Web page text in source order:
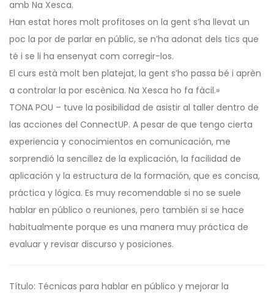
amb Na Xesca.
Han estat hores molt profitoses on la gent s’ha llevat un
poc la por de parlar en públic, se n’ha adonat dels tics que
té i se li ha ensenyat com corregir-los.
El curs està molt ben platejat, la gent s’ho passa bé i aprèn
a controlar la por escènica. Na Xesca ho fa fàcil.»
TONA POU – tuve la posibilidad de asistir al taller dentro de
las acciones del ConnectUP. A pesar de que tengo cierta
experiencia y conocimientos en comunicación, me
sorprendió la sencillez de la explicación, la facilidad de
aplicación y la estructura de la formación, que es concisa,
práctica y lógica. Es muy recomendable si no se suele
hablar en público o reuniones, pero también si se hace
habitualmente porque es una manera muy práctica de
evaluar y revisar discurso y posiciones.
Título: Técnicas para hablar en público y mejorar la